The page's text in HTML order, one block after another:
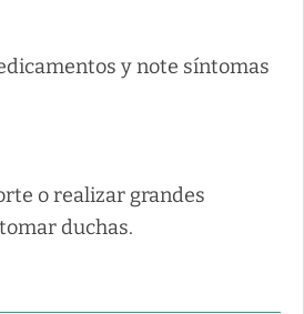
y note síntomas
o realizar grandes
duchas.